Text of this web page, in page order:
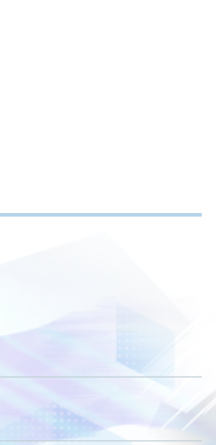
份證明文件正、
港大學專業進修